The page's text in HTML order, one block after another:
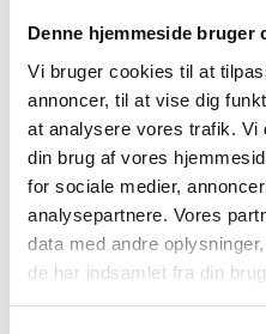
Denne hjemmeside bruger
Vi bruger cookies til at
annoncer, til at vise dig
at analysere vores trafik. Vi
din brug af vores
for sociale medier,
analysepartnere. Vores
data med andre
de har indsamlet fra din
Moldova og Georgien,
ses at omfatte regionale
EU’s østlige
Med dette åbne’Call for